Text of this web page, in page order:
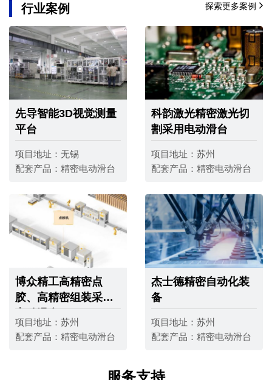
行业案例 探索更多案例
先导智能3D视觉测量
平台
项目地址： 无锡
配套产品： 精密电动滑台
科韵激光精密激光切
割采用电动滑台
项目地址： 苏州
配套产品： 精密电动滑台
博众精工高精密点
胶、高精密组装采用
项目地址： 苏州
配套产品： 精密电动滑台
杰士德精密自动化装
备
项目地址： 苏州
配套产品： 精密电动滑台